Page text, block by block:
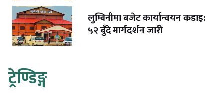
लुम्बिनीमा बजेट कार्यान्वयन कडाइ:
५२ बुँदे मार्गदर्शन जारी
ट्रेण्डिङ्ग